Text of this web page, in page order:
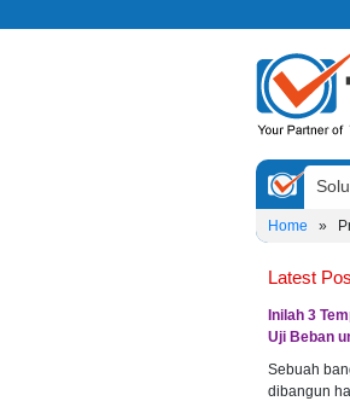
Home »
Latest
Inilah 3
Uji Beban
Sebuah
dibangun